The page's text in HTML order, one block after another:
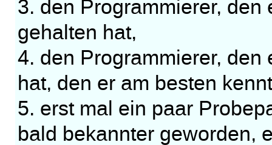
3. den Programmierer,
gehalten hat,
4. den Programmierer,
hat, den er am besten
5. erst mal ein paar
bald bekannter geworden,